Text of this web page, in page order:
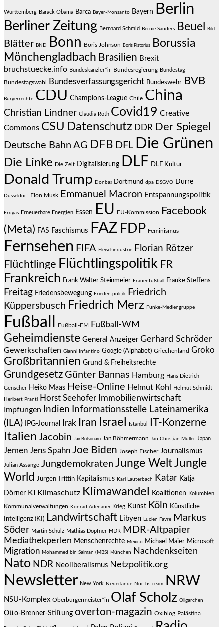
Württemberg Barack Obama Barca Bayer-Monsanto Bayern Berlin
Berliner Zeitung Bernhard Schmid Bernie Sanders Beuel Bild
Blätter BND Bonn Boris Johnson Boris Pistorius
Borussia
Mönchengladbach Brasilien Brexit
bruchstuecke.info Bundeskanzler*in Bundesregierung Bundestag
Bundestagswahl Bundesverfassungsgericht Bundeswehr BVB
Bürgerrechte CDU Champions-League Chile China
Christian Lindner Claudia Roth Covid19 Creative
Commons CSU Datenschutz DDR Der Spiegel
Deutsche Bahn AG DFB DFL Die Grünen
Die Linke Die Zeit Digitalisierung DLF DLF Kultur
Donald Trump Donbas Dortmund dpa DSGVO Dürre
Düsseldorf Elon Musk Emmanuel Macron Entspannungspolitik
Erdgas Erneuerbare Energien Essen EU EU-Kommission
Facebook
(Meta) FAS Faschismus FAZ FDP Feminismus
Fernsehen FIFA Fleischindustrie Florian Rötzer
Flüchtlinge Flüchtlingspolitik FR
Frankreich Frank Walter Steinmeier Frauenfußball Frauke Steffens
Freitag Friedensbewegung Friedenspolitik
Friedrich
Küppersbusch Friedrich Merz Funke-Mediengruppe
Fußball Fußball-EM Fußball-WM
Geheimdienste General Anzeiger Gerhard Schröder
Gewerkschaften Gianni Infantino Google (Alphabet) Griechenland Groko
Großbritannien Grund & Freiheitsrechte
Grundgesetz Günter Bannas Hamburg Hans Dietrich
Genscher Heiko Maas Heise-Online Helmut Kohl Helmut Schmidt
Heribert Prantl Horst Seehofer Immobilienwirtschaft
Impfungen Indien Informationsstelle Lateinamerika
(ILA)
IPG-Journal Irak Iran Israel Istanbul IT-Konzerne
Italien Jacobin Jair Bolsonaro Jan Böhmermann Jan Christian Müller Japan
Jemen Jens Spahn Joe Biden Joseph Fischer Journalismus
Julian Assange Jungdemokraten Junge WeltJungle
World Jürgen Trittin Kapitalismus Karl Lauterbach Katar Katja
Dörner KI Klimaschutz Klimawandel Koalitionen Kolumbien
Kommunalverwaltungen Konrad Adenauer Krieg Kunst Köln Künstliche
Intelligenz (KI) Landwirtschaft Libyen Lucien Favre
Markus
Söder Martin Schulz Mathias Döpfner MDR MDR-Altpapier
Mediathekperlen Menschenrechte Mexico Michael Maier Microsoft
Migration Mohammed bin Salman (MBS) München Nachdenkseiten
Nato NDR Neoliberalismus Netzpolitik.org
Newsletter New York Niederlande Northstream NRW
NSU-Komplex Oberbürgermeister*in Olaf Scholz Oligarchen
Otto-Brenner-Stiftung overton-magazin Oxiblog Palästina